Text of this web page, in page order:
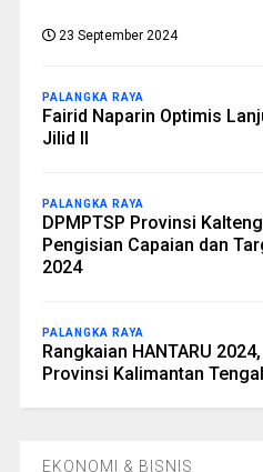
23 September 2024
PALANGKA RAYA
Fairid Naparin Optimis
Jilid II
PALANGKA RAYA
DPMPTSP Provinsi
Pengisian Capaian dan
2024
PALANGKA RAYA
Rangkaian HANTARU
Provinsi Kalimantan
EKONOMI & BISNIS